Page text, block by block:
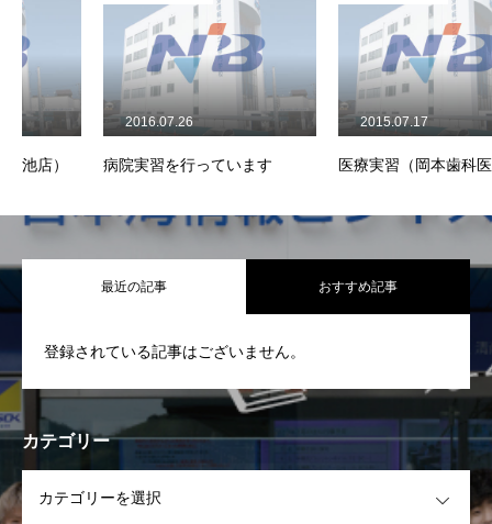
病院実習を行っています
2016.07.26
医療実習（岡本歯科医院）
2015.07.17
最近の記事 おすすめ記事
登録されている記事はございません。
カテゴリー